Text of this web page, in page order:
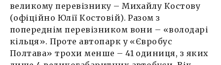
великому перевізнику – Михайлу Костову
(офіційно Юлії Костовій). Разом з
попереднім перевізником вони – «володарі
кільця». Проте автопарк у «Євробус
Полтава» трохи менше – 41 одиниця, з яких